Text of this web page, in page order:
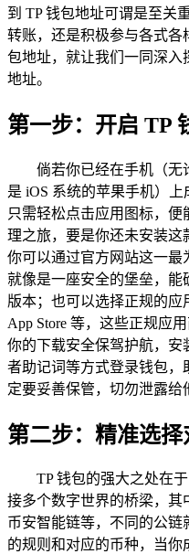
到 TP 钱包地址可谓是至关
转账，还是积极参与各式各
包地址，就让我们一同深入
地址。
第一步：开启 TP
倘若你已经在手机（无
是 iOS 系统的苹果手机）
只需轻松点击应用图标，
理之旅，要是你还未安装这
你可以通过官方网站这一
就像是一座安全的堡垒，能
版本；也可以选择正规的
App Store 等，这些正规应
你的下载安全保驾护航，
者助记词等方式登录钱包
定要妥善保管，切勿泄露给
第二步：精准选
TP 钱包的强大之处在
接多个数字世界的桥梁，其
币安智能链等，不同的公
的规则和对应的币种，当